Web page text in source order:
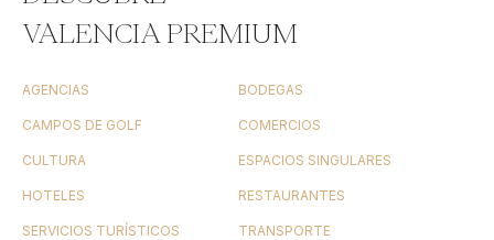
VALENCIA PREMIUM
AGENCIAS BODEGAS
CAMPOS DE GOLF COMERCIOS
CULTURA ESPACIOS SINGULARES
HOTELES RESTAURANTES
SERVICIOS TURÍSTICOS TRANSPORTE